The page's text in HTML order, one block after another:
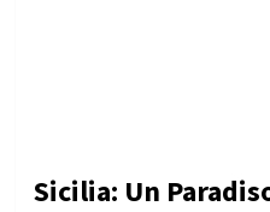
Sicilia: Un